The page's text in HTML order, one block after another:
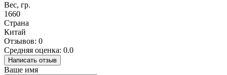
Вес, гр.
1660
Страна
Китай
Отзывов: 0
Средняя оценка: 0.0
Написать отзыв
Ваше имя